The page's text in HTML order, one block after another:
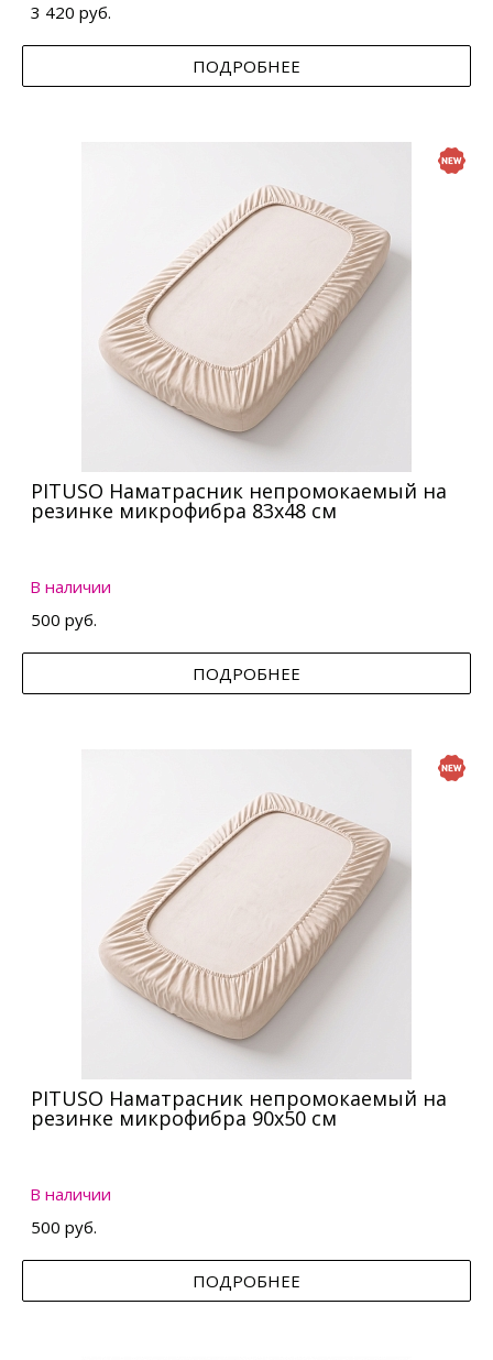
3 420 руб.
ПОДРОБНЕЕ
PITUSO Наматрасник непромокаемый на
резинке микрофибра 83х48 см
В наличии
500 руб.
ПОДРОБНЕЕ
PITUSO Наматрасник непромокаемый на
резинке микрофибра 90х50 см
В наличии
500 руб.
ПОДРОБНЕЕ